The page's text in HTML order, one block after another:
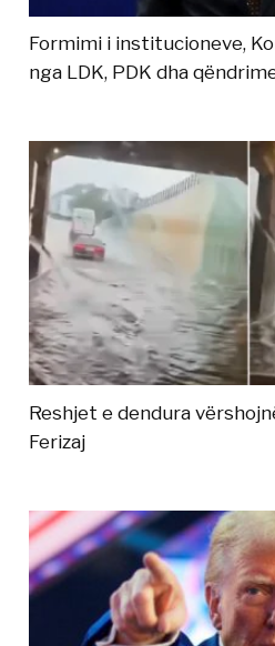
Formimi i institucioneve,
nga LDK, PDK dha
Reshjet e dendura
Ferizaj